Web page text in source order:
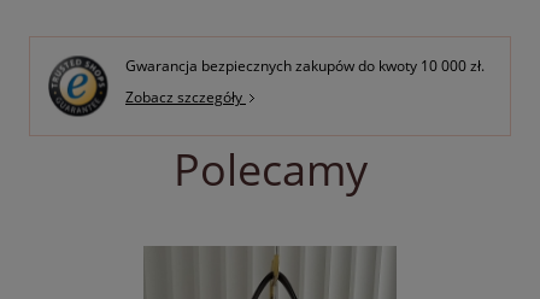
Gwarancja bezpiecznych zakupów do kwoty 10 000 zł.
Zobacz szczegóły
Polecamy